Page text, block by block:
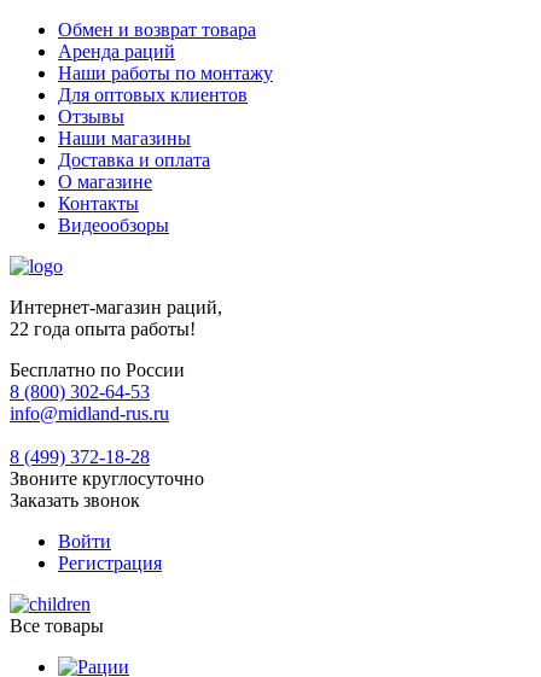
Обмен и возврат товара
Аренда раций
Наши работы по монтажу
Для оптовых клиентов
Отзывы
Наши магазины
Доставка и оплата
О магазине
Контакты
Видеообзоры
Интернет-магазин раций,
22 года опыта работы!
Бесплатно по России
8 (800) 302-64-53
info@midland-rus.ru
8 (499) 372-18-28
Звоните круглосуточно
Заказать звонок
Войти
Регистрация
Все товары